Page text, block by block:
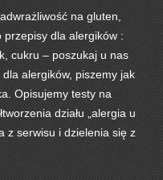
na gluten,
przepisy dla alergików :
cukru – poszukaj u nas
alergików, piszemy jak
Opisujemy testy na
działu „alergia u
z serwisu i dzielenia się z